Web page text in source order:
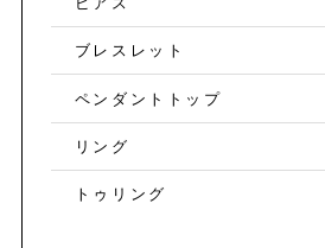
ブレスレット
ペンダントトップ
リング
トゥリング